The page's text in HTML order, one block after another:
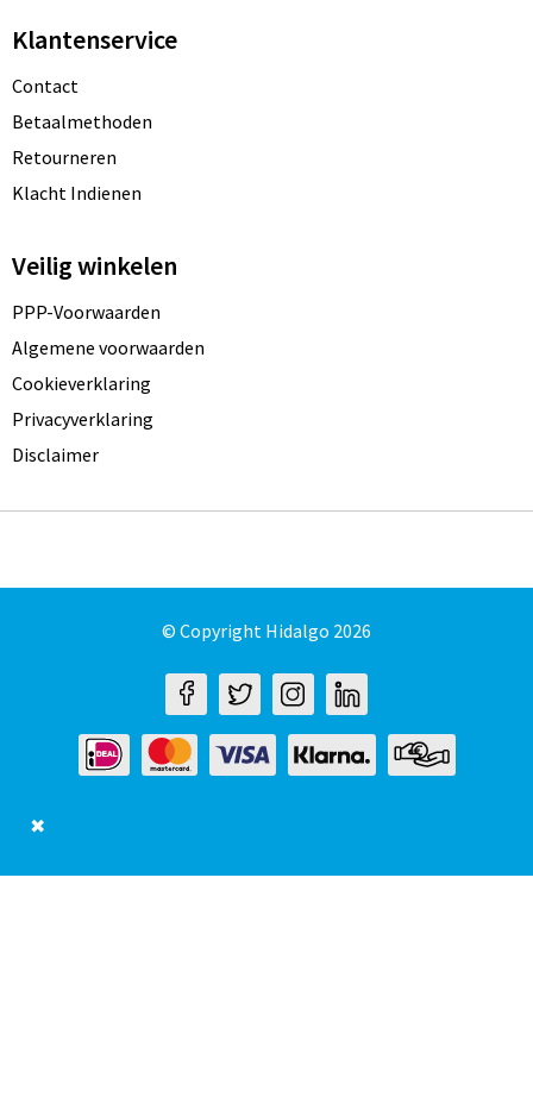
Klantenservice
Contact
Betaalmethoden
Retourneren
Klacht Indienen
Veilig winkelen
PPP-Voorwaarden
Algemene voorwaarden
Cookieverklaring
Privacyverklaring
Disclaimer
© Copyright Hidalgo 2026
✖